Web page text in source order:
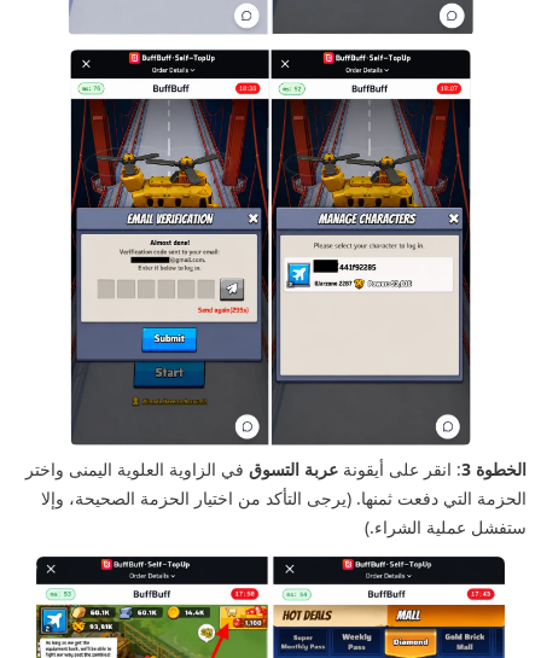
الخطوة 3 : انقر على أيقونة عربة التسوق في الزاوية العلوية اليمنى واختر
الحزمة التي دفعت ثمنها. (يرجى التأكد من اختيار الحزمة الصحيحة، وإلا
ستفشل عملية الشراء.)